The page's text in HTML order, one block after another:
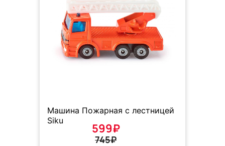
Машина Пожарная с лестницей
Siku
599₽
745₽